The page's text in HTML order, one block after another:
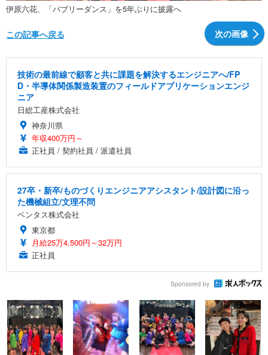
伊原六花、「バブリーダンス」を5年ぶりに披露へ
次の画像
この記事へ戻る
技術の最前線で顧客と共に課題を解決するエンジニアへ/FP
D・半導体関係製造装置のフィールドアプリケーションエンジ
ニア
日総工産株式会社
神奈川県
年収400万円～
正社員 / 契約社員 / 派遣社員
27卒・新卒/ものづくりエンジニアアシスタント/設計図に沿っ
た機械組立/文理不問
ベンタス株式会社
東京都
月給25万4,500円～32万円
正社員
Sponsored by